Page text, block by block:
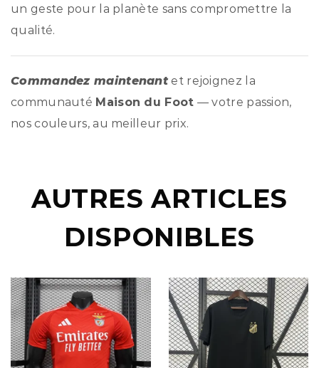
un geste pour la planète sans compromettre la
qualité.
Commandez maintenant et rejoignez la
communauté Maison du Foot — votre passion,
nos couleurs, au meilleur prix.
AUTRES ARTICLES
DISPONIBLES